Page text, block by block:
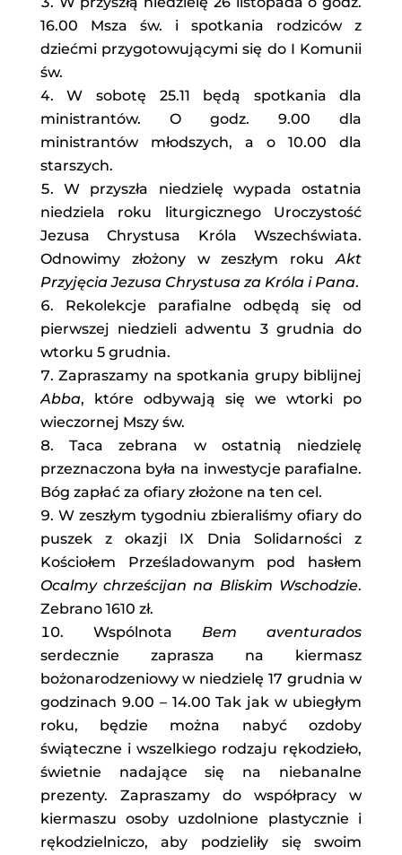
16.00 Msza św. i spotkania rodziców z
dziećmi przygotowującymi się do I Komunii
św.
W sobotę 25.11 będą spotkania dla
ministrantów. O godz. 9.00 dla
ministrantów młodszych, a o 10.00 dla
starszych.
W przyszła niedzielę wypada ostatnia
niedziela roku liturgicznego Uroczystość
Jezusa Chrystusa Króla Wszechświata.
Odnowimy złożony w zeszłym rokuAkt
Przyjęcia Jezusa Chrystusa za Króla i Pana.
Rekolekcje parafialne odbędą się od
pierwszej niedzieli adwentu 3 grudnia do
wtorku 5 grudnia.
Zapraszamy na spotkania grupy biblijnej
Abba, które odbywają się we wtorki po
wieczornej Mszy św.
Taca zebrana w ostatnią niedzielę
przeznaczona była na inwestycje parafialne.
Bóg zapłać za ofiary złożone na ten cel.
W zeszłym tygodniu zbieraliśmy ofiary do
puszek z okazji IX Dnia Solidarności z
Kościołem Prześladowanym pod hasłem
Ocalmy chrześcijan na Bliskim Wschodzie.
Zebrano 1610 zł.
Wspólnota Bem aventurados
serdecznie zaprasza na kiermasz
bożonarodzeniowy w niedzielę 17 grudnia w
godzinach 9.00 – 14.00 Tak jak w ubiegłym
roku, będzie można nabyć ozdoby
świąteczne i wszelkiego rodzaju rękodzieło,
świetnie nadające się na niebanalne
prezenty. Zapraszamy do współpracy w
kiermaszu osoby uzdolnione plastycznie i
rękodzielniczo, aby podzieliły się swoim